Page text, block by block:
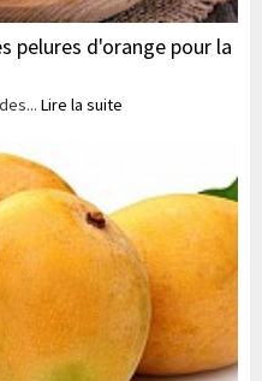
pelures d'orange pour la
Lire la suite